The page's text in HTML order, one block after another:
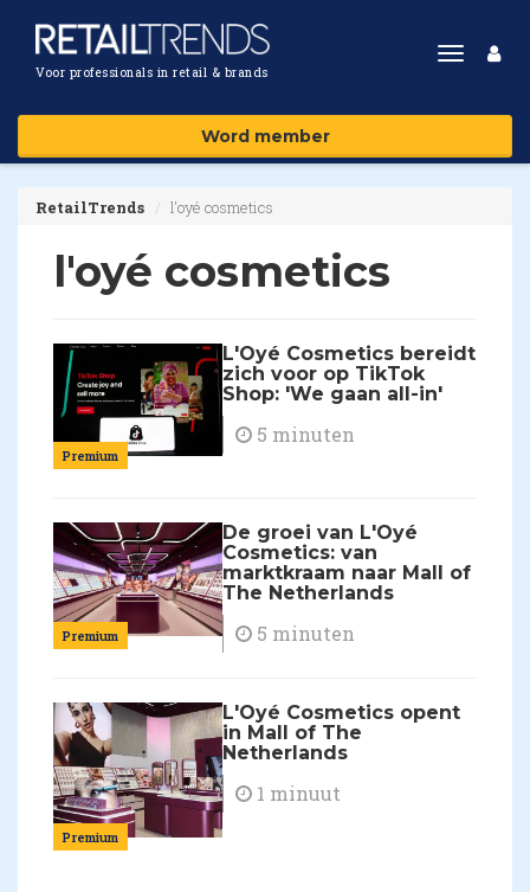
Voor professionals in retail & brands
Toggle
Word member
RetailTrends l'oyé cosmetics
l'oyé cosmetics
Premium
L'Oyé Cosmetics bereidt
zich voor op TikTok
Shop: 'We gaan all-in'
5 minuten
Premium
De groei van L'Oyé
Cosmetics: van
marktkraam naar Mall of
The Netherlands
5 minuten
Premium
L'Oyé Cosmetics opent
in Mall of The
Netherlands
1 minuut